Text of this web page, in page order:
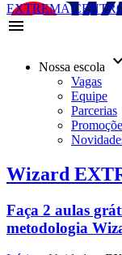
EXTREMA
menu
Nossa escola keyboard_arrow_down
Vagas
Equipe
Parcerias
Wizard
Faça 2 aulas
metodologia